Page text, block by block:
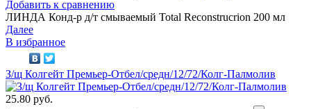
Добавить к сравнению
ЛИНДА Конд-р д/т смываемый Total Reconstrucrion 200 мл
Далее
В избранное
З/щ Колгейт Премьер-Отбел/средн/12/72/Колг-Палмолив
25.80 руб.